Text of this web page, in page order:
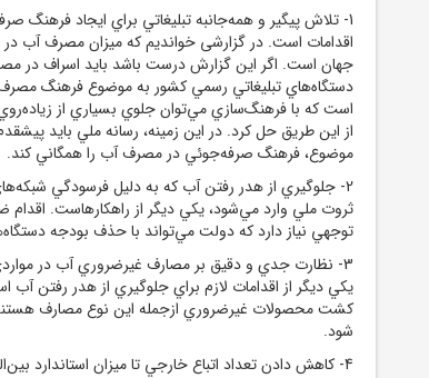
1- تلاش پيگير و همه‌جانبه تبليغاتي براي ايجاد فرهنگ
اقدامات است. در گزارشی خوانديم که ميزان مصرف آب در
جهان است. اگر اين گزارش درست باشد بايد اسراف در
دستگاه‌هاي تبليغاتي رسمي کشور به موضوع فرهنگ
است که با فرهنگ‌سازي مي‌توان جلوي بسياري از
از اين طريق حل کرد. در اين زمينه، رسانه ملي بايد
موضوع، فرهنگ صرفه‌جوئي در مصرف آب را همگاني کند.
2- جلوگيري از هدر رفتن آب که به دليل فرسودگي
ثروت ملي وارد مي‌شود، يکي ديگر از راهکارهاست. اقدام
توجهي نياز دارد که دولت مي‌تواند با حذف بودجه
3- نظارت جدي و دقيق بر مصارف غيرضروري آب در
يکي ديگر از اقدامات لازم براي جلوگيري از هدر رفتن
کشت محصولات غيرضروري ازجمله اين نوع مصارف هستند
شود.
4- کاهش دادن تعداد اتباع خارجي تا ميزان استاندارد